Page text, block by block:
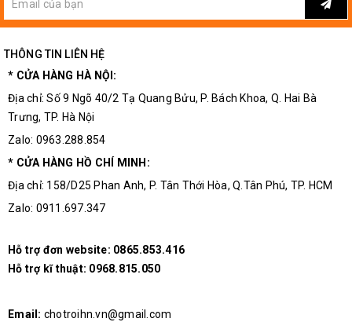
THÔNG TIN LIÊN HỆ
* CỬA HÀNG HÀ NỘI:
Địa chỉ: Số 9 Ngõ 40/2 Tạ Quang Bửu, P. Bách Khoa, Q. Hai Bà
Trưng, TP. Hà Nội
Zalo: 0963.288.854
* CỬA HÀNG HỒ CHÍ MINH:
Địa chỉ: 158/D25 Phan Anh, P. Tân Thới Hòa, Q.Tân Phú, TP. HCM
Zalo: 0911.697.347
Hỗ trợ đơn website: 0865.853.416
Hỗ trợ kĩ thuật: 0968.815.050
Email: chotroihn.vn@gmail.com